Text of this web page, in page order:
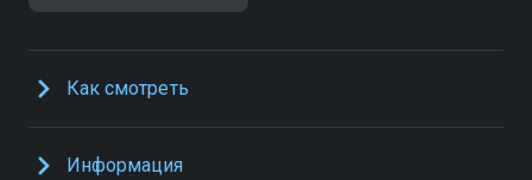
Как смотреть
Информация